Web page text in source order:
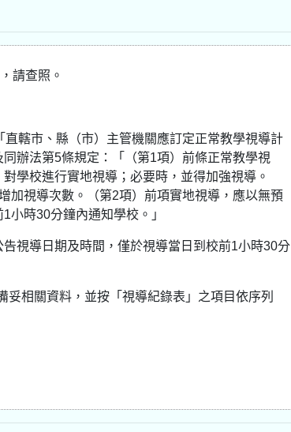
請查照。
轄市、縣（市）主管機關應訂定正常教學視導計
辦法第5條規定：「（第1項）前條正常教學視
學校進行實地視導；必要時，並得加強視導。
加視導次數。（第2項）前項實地視導，應以無預
小時30分鐘內通知學校。」
告視導日期及時間，僅於視導當日到校前1小時30分
相關資料，並按「視導紀錄表」之項目依序列